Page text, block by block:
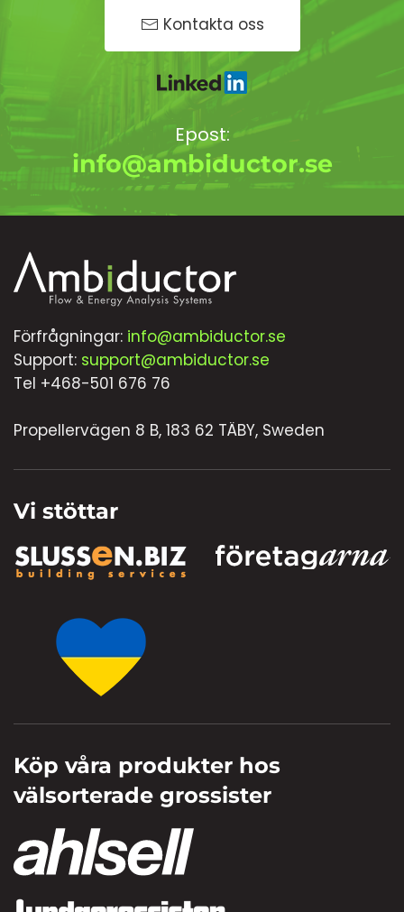
Kontakta oss
Epost:
info@ambiductor.se
Förfrågningar: info@ambiductor.se
Support: support@ambiductor.se
Tel +468-501 676 76
Propellervägen 8 B, 183 62 TÄBY, Sweden
Vi stöttar
Köp våra produkter hos
välsorterade grossister